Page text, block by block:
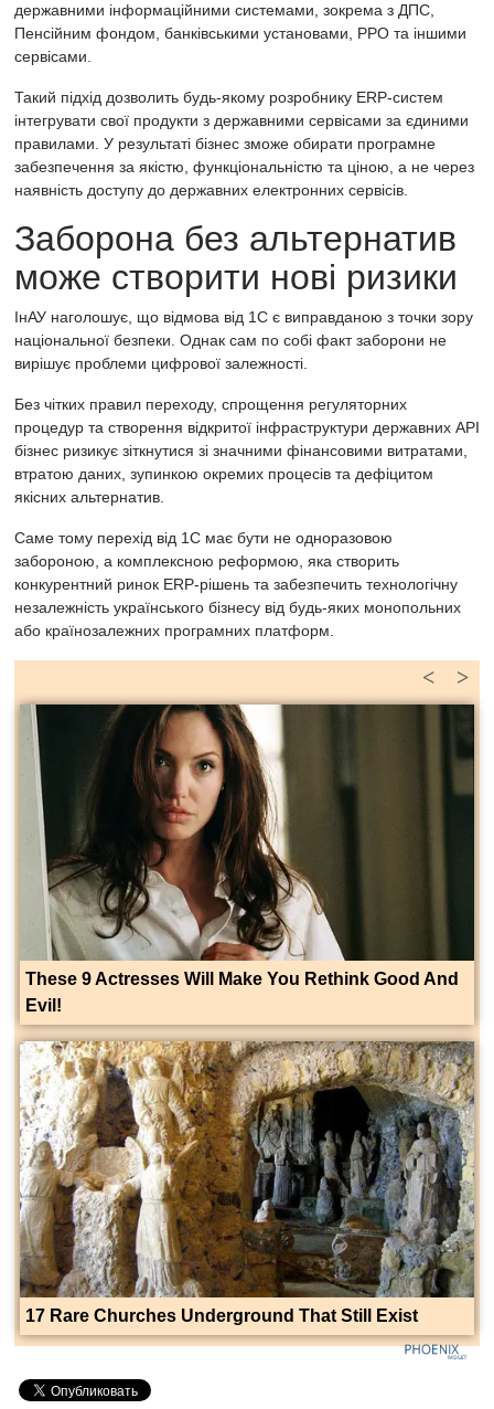
державними інформаційними системами, зокрема з ДПС,
Пенсійним фондом, банківськими установами, РРО та іншими
сервісами.
Такий підхід дозволить будь-якому розробнику ERP-систем
інтегрувати свої продукти з державними сервісами за єдиними
правилами. У результаті бізнес зможе обирати програмне
забезпечення за якістю, функціональністю та ціною, а не через
наявність доступу до державних електронних сервісів.
Заборона без альтернатив
може створити нові ризики
ІнАУ наголошує, що відмова від 1С є виправданою з точки зору
національної безпеки. Однак сам по собі факт заборони не
вирішує проблеми цифрової залежності.
Без чітких правил переходу, спрощення регуляторних
процедур та створення відкритої інфраструктури державних API
бізнес ризикує зіткнутися зі значними фінансовими витратами,
втратою даних, зупинкою окремих процесів та дефіцитом
якісних альтернатив.
Саме тому перехід від 1С має бути не одноразовою
забороною, а комплексною реформою, яка створить
конкурентний ринок ERP-рішень та забезпечить технологічну
незалежність українського бізнесу від будь-яких монопольних
або країнозалежних програмних платформ.
>
<
These 9 Actresses Will Make You Rethink Good And
Evil!
17 Rare Churches Underground That Still Exist